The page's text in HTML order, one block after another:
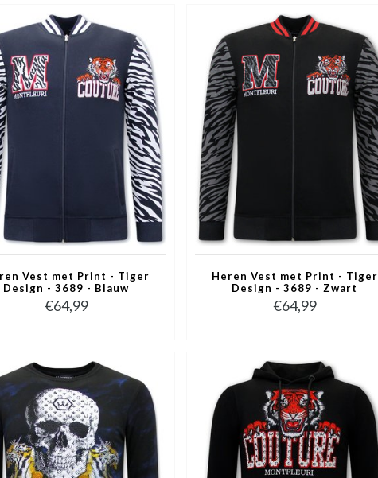
Vest met Print - Tiger
Design - 3689 - Blauw
€64,99
Heren Vest met Print - Tiger
Design - 3689 - Zwart
€64,99